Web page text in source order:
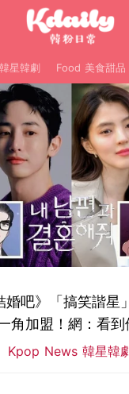
星韓劇 Food 美食甜品
婚吧》「搞笑諧星
角加盟！網：看
Kpop News 韓星韓